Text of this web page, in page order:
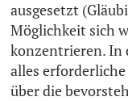
ausgesetzt
Möglichkeit sich
konzentrieren. In
alles
über die